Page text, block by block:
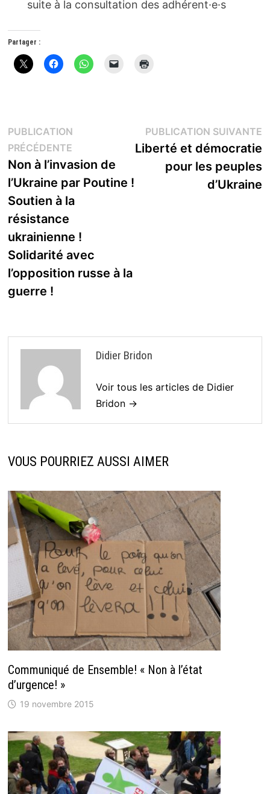
suite à la consultation des adhérent·e·s
Partager :
Navigation
de
l’article
PUBLICATION
PRÉCÉDENTEPublication
précédente :
Non à l’invasion de
l’Ukraine par Poutine !
Soutien à la
résistance
ukrainienne !
Solidarité avec
l’opposition russe à la
guerre !
PUBLICATION SUIVANTE
Liberté et démocratie
pour les peuples
d’Ukraine
Didier Bridon
Voir tous les articles de Didier
Bridon →
VOUS POURRIEZ AUSSI AIMER
Communiqué de Ensemble! « Non à l’état
d’urgence! »
19 novembre 2015